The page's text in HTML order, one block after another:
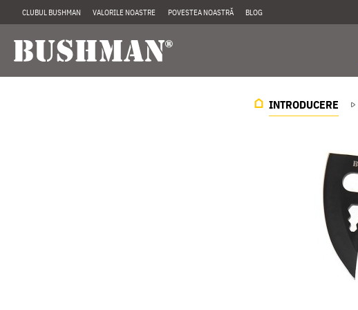
CLUBUL BUSHMAN VALORILE NOASTRE POVESTEA NOASTRĂ BLOG
INTRODUCERE